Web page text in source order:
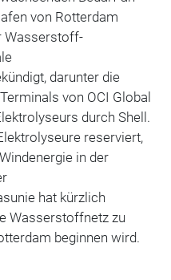
von Rotterdam
Wasserstoff-
darunter die
von OCI Global
durch Shell.
reserviert,
in der
hat kürzlich
Wasserstoffnetz zu
beginnen wird.